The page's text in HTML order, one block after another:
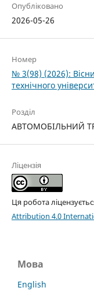
Опубліковано
2026-05-26
Номер
№ 3(98) (2026):
технічного
Розділ
АВТОМОБІЛЬНИЙ
Ліцензія
Ця робота
Attribution 4.0
Мова
English